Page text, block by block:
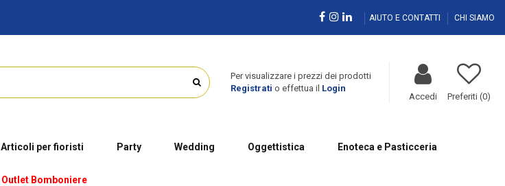
AIUTO E CONTATTI CHI SIAMO
Per visualizzare i prezzi dei prodotti
Registrati o effettua il Login
Accedi Preferiti (0)
Articoli per fioristi Party Wedding Oggettistica Enoteca e Pasticceria
Outlet Bomboniere